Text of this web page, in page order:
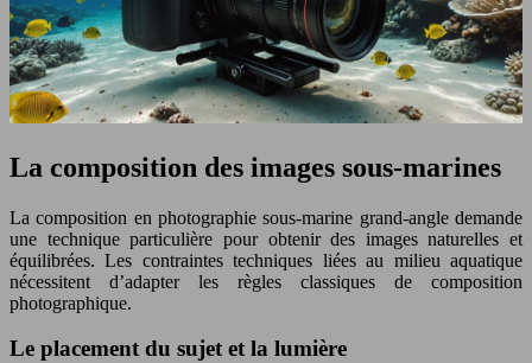
La composition des images sous-marines
La composition en photographie sous-marine grand-angle demande
une technique particulière pour obtenir des images naturelles et
équilibrées. Les contraintes techniques liées au milieu aquatique
nécessitent d’adapter les règles classiques de composition
photographique.
Le placement du sujet et la lumière